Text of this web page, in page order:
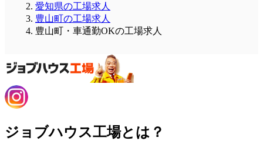
愛知県の工場求人
豊山町の工場求人
豊山町・車通勤OKの工場求人
ジョブハウス工場とは？